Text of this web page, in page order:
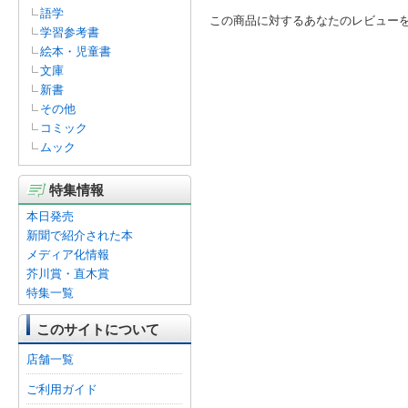
語学
学習参考書
絵本・児童書
文庫
新書
その他
コミック
ムック
特集情報
本日発売
新聞で紹介された本
メディア化情報
芥川賞・直木賞
特集一覧
このサイトについて
店舗一覧
ご利用ガイド
この商品に対するあなたのレビュー